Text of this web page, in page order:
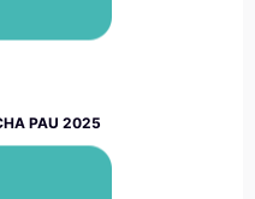
PAU 2025